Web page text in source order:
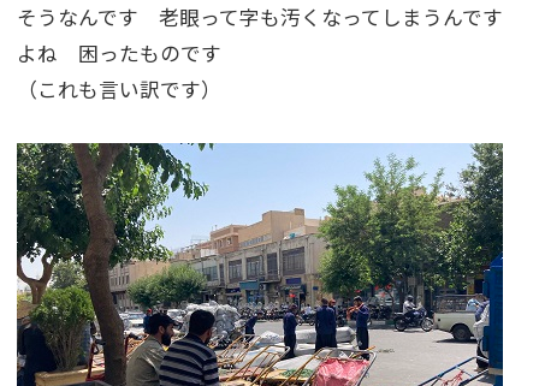
そうなんです 老眼って字も汚くなってしまうんです
よね 困ったものです
（これも言い訳です）